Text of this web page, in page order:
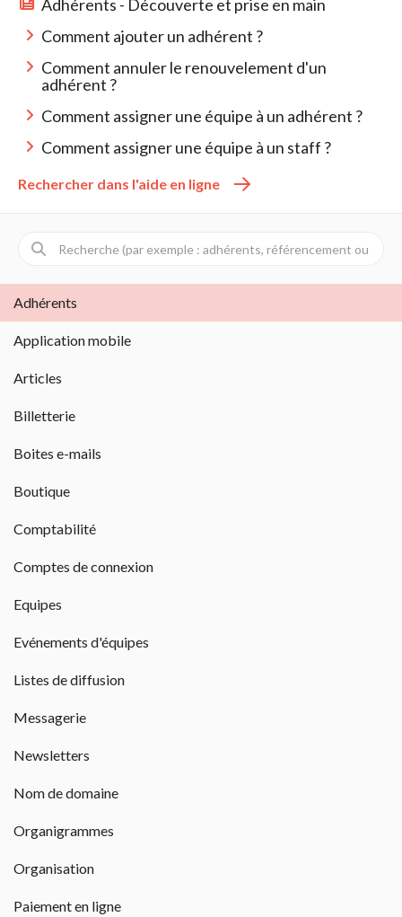
Adhérents - Découverte et prise en main
Comment ajouter un adhérent ?
Comment annuler le renouvelement d'un
adhérent ?
Comment assigner une équipe à un adhérent ?
Comment assigner une équipe à un staff ?
Rechercher dans l'aide en ligne
Adhérents
Application mobile
Articles
Billetterie
Boites e-mails
Boutique
Comptabilité
Comptes de connexion
Equipes
Evénements d'équipes
Listes de diffusion
Messagerie
Newsletters
Nom de domaine
Organigrammes
Organisation
Paiement en ligne